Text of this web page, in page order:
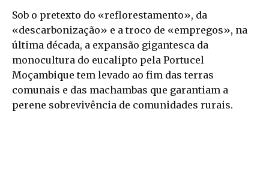
Sob o pretexto do «reflorestamento», da
«descarbonização» e a troco de «empregos», na
última década, a expansão gigantesca da
monocultura do eucalipto pela Portucel
Moçambique tem levado ao fim das terras
comunais e das machambas que garantiam a
perene sobrevivência de comunidades rurais.